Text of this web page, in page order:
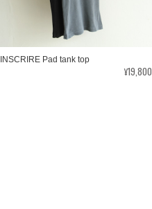
INSCRIRE Pad tank top
¥19,800